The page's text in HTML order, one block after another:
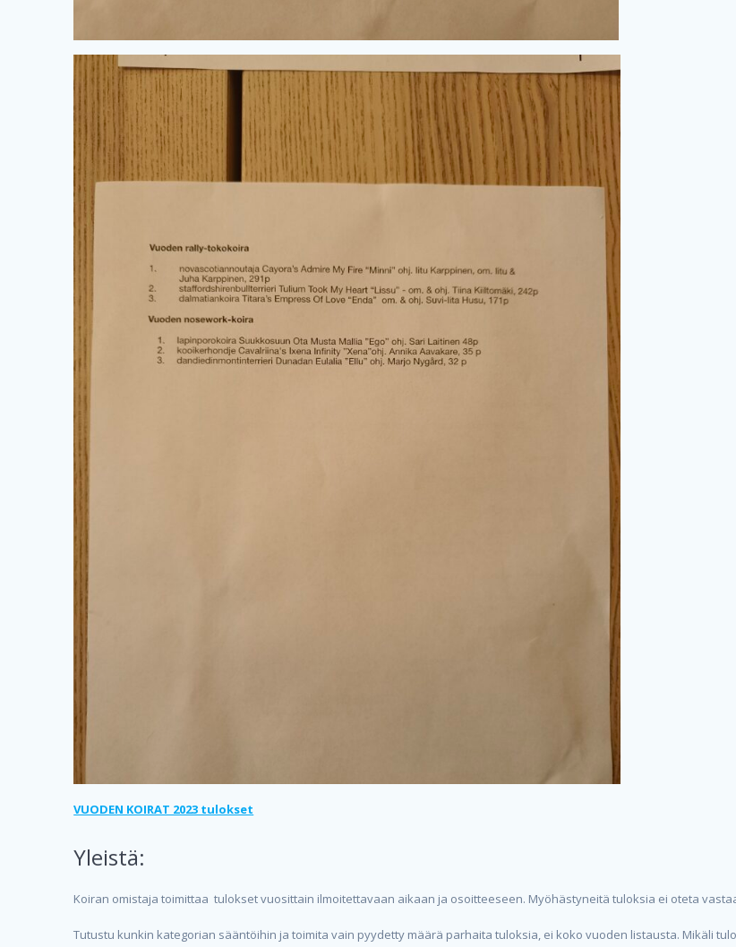
VUODEN KOIRAT 2023 tulokset
Yleistä:
Koiran omistaja toimittaa tulokset vuosittain ilmoitettavaan aikaan ja osoitteeseen. Myöhästyneitä tuloksia ei oteta
Tutustu kunkin kategorian sääntöihin ja toimita vain pyydetty määrä parhaita tuloksia, ei koko vuoden listausta. Mikäli